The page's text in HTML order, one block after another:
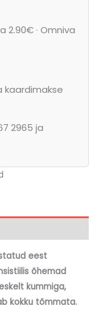
2.90€ · Omniva
kaardimakse
2965 ja
eest
õhemad
kummiga,
kokku tõmmata.